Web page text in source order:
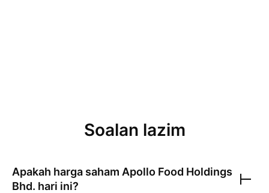
Soalan lazim
Apakah harga saham Apollo Food Holdings
Bhd. hari ini?